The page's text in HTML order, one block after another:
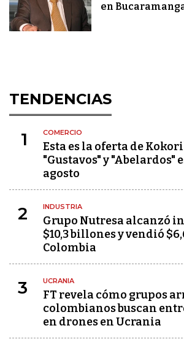
en
TENDENCIAS
1 COMERCIO
Esta es la oferta de
"Gustavos" y "Abelardos"
agosto
2 INDUSTRIA
Grupo Nutresa alcanzó
$10,3 billones y vendió
Colombia
3 UCRANIA
FT revela cómo grupos
colombianos buscan
en drones en Ucrania